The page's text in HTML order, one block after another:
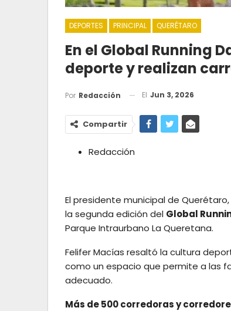
DEPORTES PRINCIPAL QUERÉTARO
En el Global Running
deporte y realizan
Por Redacción El Jun 3, 2026
Compartir
Redacción
El presidente municipal de
la segunda edición del Global
Parque Intraurbano La Queretana.
Felifer Macías resaltó la cultura
como un espacio que permite a las
adecuado.
Más de 500 corredoras y